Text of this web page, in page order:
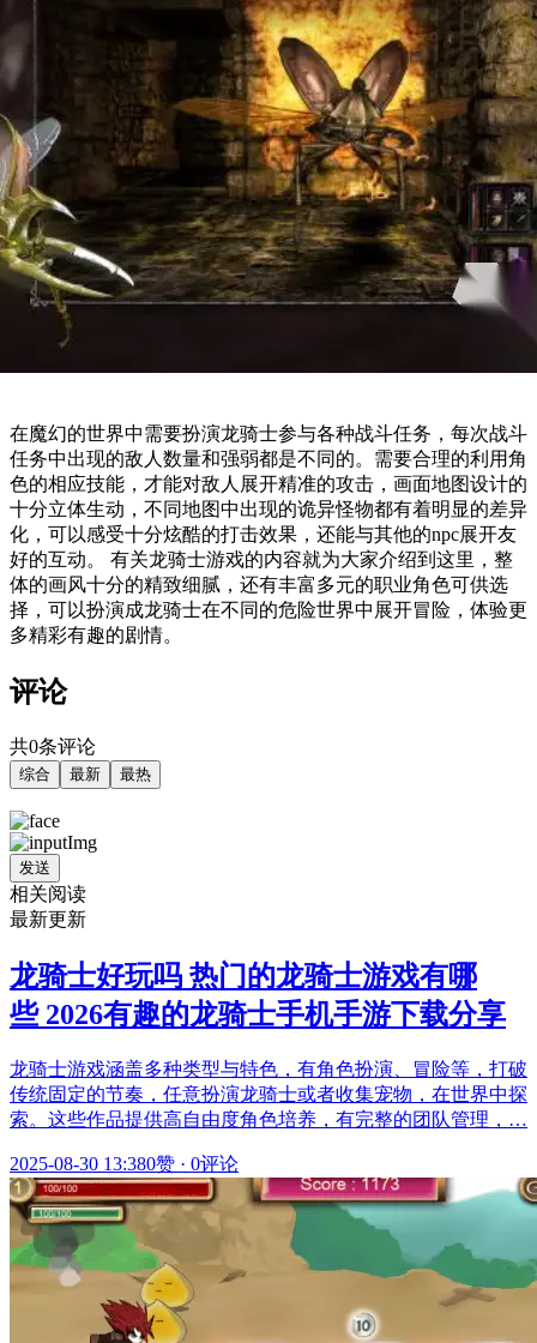
在魔幻的世界中需要扮演龙骑士参与各种战斗任务，每次战斗
任务中出现的敌人数量和强弱都是不同的。需要合理的利用角
色的相应技能，才能对敌人展开精准的攻击，画面地图设计的
十分立体生动，不同地图中出现的诡异怪物都有着明显的差异
化，可以感受十分炫酷的打击效果，还能与其他的npc展开友
好的互动。 有关龙骑士游戏的内容就为大家介绍到这里，整
体的画风十分的精致细腻，还有丰富多元的职业角色可供选
择，可以扮演成龙骑士在不同的危险世界中展开冒险，体验更
多精彩有趣的剧情。
评论
共0条评论
综合 最新 最热
发送
相关阅读
最新更新
龙骑士好玩吗 热门的龙骑士游戏有哪
些 2026有趣的龙骑士手机手游下载分享
龙骑士游戏涵盖多种类型与特色，有角色扮演、冒险等，打破
传统固定的节奏，任意扮演龙骑士或者收集宠物，在世界中探
索。这些作品提供高自由度角色培养，有完整的团队管理，…
2025-08-30 13:380赞 · 0评论